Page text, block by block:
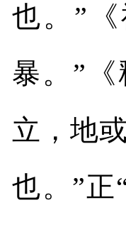
也。”
暴。”
立，地
也。”正